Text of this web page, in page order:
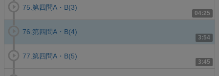
04:25
75.第四問A・B(3)
3:54
76.第四問A・B(4)
3:45
77.第四問A・B(5)